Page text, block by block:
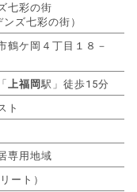
七彩の街
ンズ七彩の街）
鶴ケ岡４丁目１８－
上福岡駅」徒歩15分
ト
専用地域
ート）